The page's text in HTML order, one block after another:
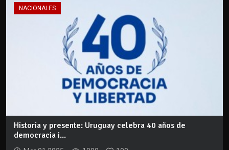
NACIONALES
Historia y presente: Uruguay celebra 40 años de
democracia i...